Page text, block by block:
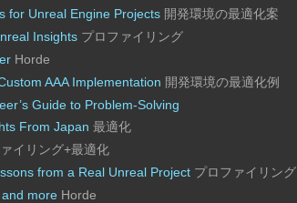
for Unreal Engine Projects開発環境の最適化案
Insightsプロファイリング
Horde
AAA Implementation 開発環境の最適化例
Guide to Problem-Solving
From Japan 最適化
イリング+最適化
from a Real Unreal Projectプロファイリング
moreHorde